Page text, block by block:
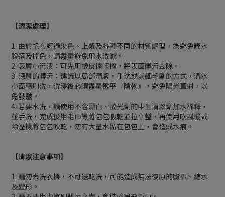
【清潔處理】
1. 由於帆布經過染色、上漿及各種不同的材質處理，為避免漿水
脫落及掉色，請盡量避免用水洗滌。
2. 表層小污漬：可先用橡皮擦輕擦，將表面髒污去除。
3. 深層的髒污：建議以局部清潔，手洗或以細毛刷的方式，清水
小面積刷洗，洗淨後必須盡量攤平『陰乾』，避免陽光直射，以
免發皺。
4. 若要水洗，請使用不含漂白、螢光劑的中性清潔劑加水稀釋，
並手洗，完成後用毛巾等將包包吸乾並拉平整，再使用吹風機或
除溼機將包包吹乾，勿有大量水留在包包上，會造成水痕。
【清潔注意事項】
1. 請勿丟洗衣機，不可送乾洗，可能造成無法復原的皺褶、縮水
及變形。